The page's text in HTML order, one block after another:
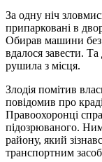
За одну ніч
припарковані в
Обирав машини без
вдалося завести. Та
рушила з місця.
Злодія помітив
повідомив про
Правоохоронці
підозрюваного.
району, який
транспортним